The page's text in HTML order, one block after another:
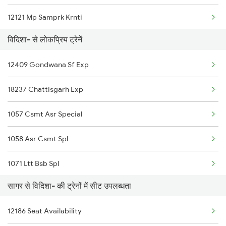
12121 Mp Samprk Krnti
1071 Ltt Bsb Spl
1072 Kamayani Exp Spl
1271 Et Bpl Special
1272 Bpl Et Special
1465 Smnh Jbp Spl
1466 Jbp Somnath Spl
2127 Jbp Nzm Spl
2128 Nzm Jbp Spl
विदिशा- से लोकप्रिय ट्रेनें
12409 Gondwana Sf Exp
18237 Chattisgarh Exp
1057 Csmt Asr Special
1058 Asr Csmt Spl
1071 Ltt Bsb Spl
1072 Kamayani Exp Spl
1077 Pune Jat Spl
सागर से विदिशा- की ट्रेनों में सीट उपलब्धता
12186 Seat Availability